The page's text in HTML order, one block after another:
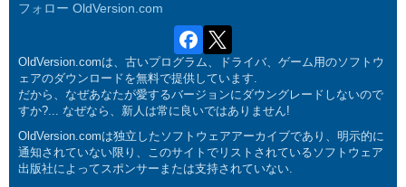
フォロー OldVersion.com
OldVersion.comは、古いプログラム、ドライバ、ゲーム用のソフトウ
ェアのダウンロードを無料で提供しています.
だから、なぜあなたが愛するバージョンにダウングレードしないので
すか?... なぜなら、新人は常に良いではありません!
OldVersion.comは独立したソフトウェアアーカイブであり、明示的に
通知されていない限り、このサイトでリストされているソフトウェア
出版社によってスポンサーまたは支持されていない.